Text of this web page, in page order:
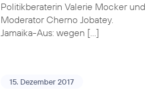
Politikberaterin Valerie Mocker und
Moderator Cherno Jobatey.
Jamaika-Aus: wegen […]
15. Dezember 2017